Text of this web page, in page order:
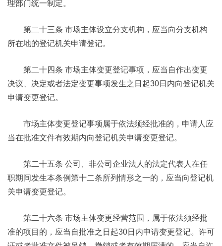
理部门统一制定。
第二十三条 市场主体设立分支机构，应当向分支机构
所在地的登记机关申请登记。
第二十四条 市场主体变更登记事项，应当自作出变更
决议、决定或者法定变更事项发生之日起30日内向登记机关
申请变更登记。
市场主体变更登记事项属于依法须经批准的，申请人应
当在批准文件有效期内向登记机关申请变更登记。
第二十五条 公司、非公司企业法人的法定代表人在任
职期间发生本条例第十二条所列情形之一的，应当向登记机
关申请变更登记。
第二十六条 市场主体变更经营范围，属于依法须经批
准的项目的，应当自批准之日起30日内申请变更登记。许可